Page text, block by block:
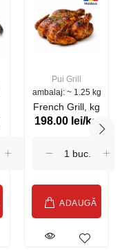
Pui Grill
ambalaj: ~ 1.25 kg
French Grill, kg
198.00 lei/kg
ADAUGĂ